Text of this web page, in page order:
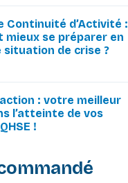
Continuité d’Activité :
mieux se préparer en
situation de crise ?
: votre meilleur
l’atteinte de vos
!